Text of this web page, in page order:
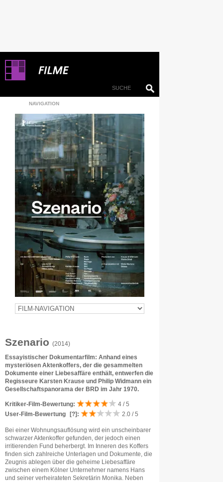
NAVIGATION
Szenario (2014)
Essayistischer Dokumentarfilm: Anhand eines
mysteriösen Aktenkoffers, der die gesammelten
Dokumente einer Liebesaffäre enthält, entwerfen die
Regisseure Karsten Krause und Philip Widmann ein
Gesellschaftspanorama der BRD im Jahr 1970.
Kritiker-Film-Bewertung:
4 / 5
User-Film-Bewertung
[?] : 2.0 / 5
Bei einer Wohnungsauflösung wird ein unscheinbarer
schwarzer Aktenkoffer gefunden, der jedoch einen
irritierenden Fund beherbergt. Im Inneren des Koffers
finden sich zahlreiche Unterlagen und Dokumente, die
Zeugnis ablegen über die geheime Liebesaffäre
zwischen einem Kölner Unternehmer namens Hans
und seiner verheirateten Sekretärin Monika. Neben